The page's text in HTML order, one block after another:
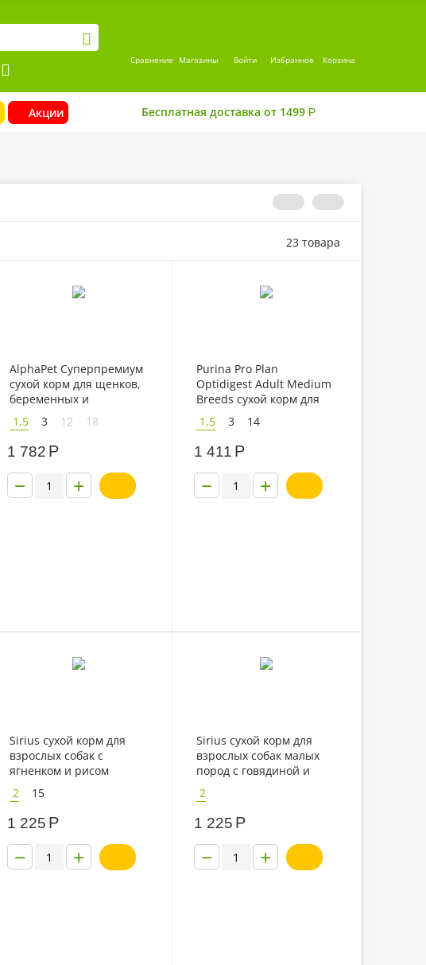
Сравнение Магазины Войти Избранное Корзина
Акции Бесплатная доставка от 1499 Р
23 товара
AlphaPet Суперпремиум
сухой корм для щенков,
беременных и
кормящих собак
крупных пород с
говядиной и рубцом
1,5 3 12 18
1 782 Р
+
−
Purina Pro Plan
Optidigest Adult Medium
Breeds сухой корм для
взрослых собак средних
пород с ягненком
1,5 3 14
1 411 Р
+
−
Sirius сухой корм для
взрослых собак с
ягненком и рисом
2
15
1 225 Р
+
−
Sirius сухой корм для
взрослых собак малых
пород с говядиной и
рисом
2
1 225 Р
+
−